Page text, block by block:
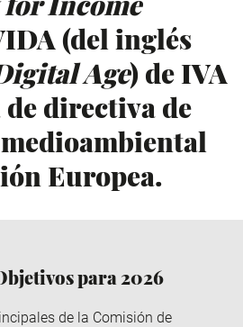
(del inglés
Age) de IVA
directiva de
Europea.
para 2026
de la Comisión de